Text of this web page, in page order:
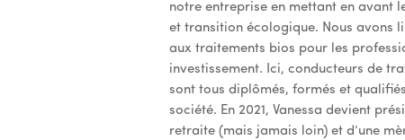
notre entreprise en mettant en avant
et transition écologique. Nous avons
aux traitements bios pour les
investissement. Ici, conducteurs de
sont tous diplômés, formés et
société. En 2021, Vanessa devient
retraite (mais jamais loin) et d’une